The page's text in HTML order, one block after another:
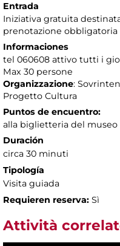
Entrada
Iniziativa gratuita
prenotazione obbligatoria
Informaciones
tel 060608 attivo tutti i
Max 30 persone
Organizzazione:
Progetto Cultura
Puntos de encuentro:
alla biglietteria del museo
Duración
circa 30 minuti
Tipología
Visita guiada
Requieren reserva: Sì
Attività